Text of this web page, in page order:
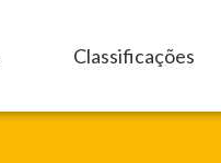
Classificações